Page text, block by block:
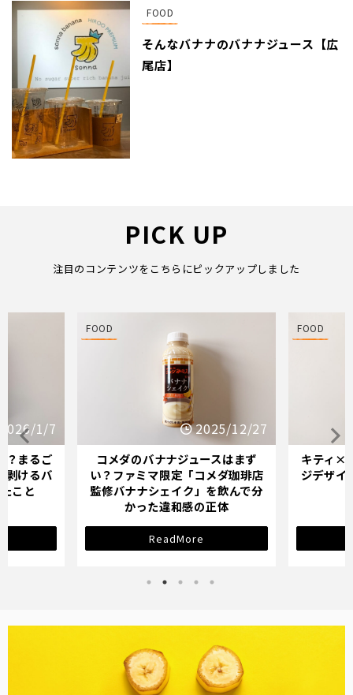
FOOD
そんなバナナのバナナジュース【広
尾店】
PICK UP
注目のコンテンツをこちらにピックアップしました
2025/12/27
コメダのバナナジュースはまず
い？ファミマ限定「コメダ珈琲店
監修バナナシェイク」を飲んで分
かった違和感の正体
ReadMore
キティ×バナナミ
ジデザインが示す